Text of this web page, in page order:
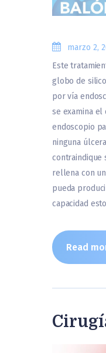
marzo 2,
Este
globo de
por vía
se examina el
endoscopio
ninguna
contraindique
rellena con
pueda
capacidad
Read